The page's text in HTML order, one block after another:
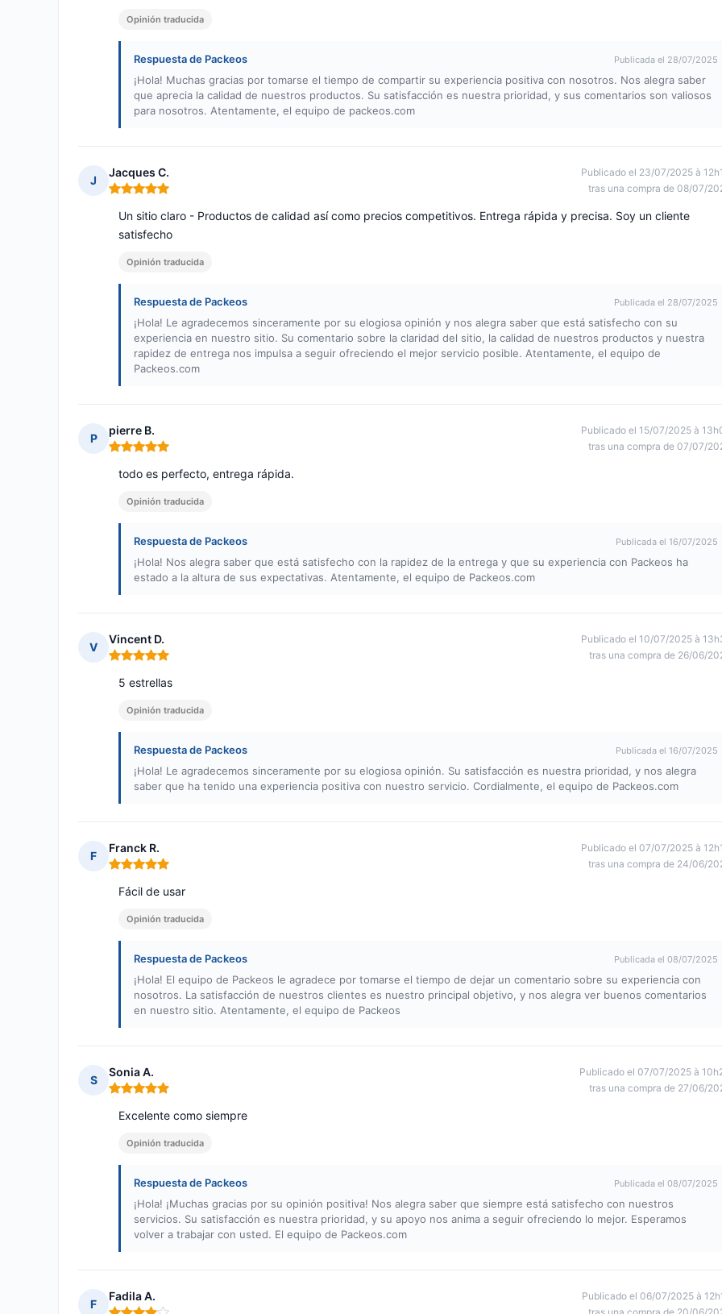
Opinión traducida
Respuesta de Packeos Publicada el 28/07/2025
¡Hola! Muchas gracias por tomarse el tiempo de compartir su experiencia positiva con nosotros. Nos alegra saber
que aprecia la calidad de nuestros productos. Su satisfacción es nuestra prioridad, y sus comentarios son valiosos
para nosotros. Atentamente, el equipo de packeos.com
J
Jacques C.
Nota: 5 de 5
Publicado el 23/07/2025 à
tras una compra de 08/07/
Un sitio claro - Productos de calidad así como precios competitivos. Entrega rápida y precisa. Soy un cliente
satisfecho
Opinión traducida
Respuesta de Packeos Publicada el 28/07/2025
¡Hola! Le agradecemos sinceramente por su elogiosa opinión y nos alegra saber que está satisfecho con su
experiencia en nuestro sitio. Su comentario sobre la claridad del sitio, la calidad de nuestros productos y nuestra
rapidez de entrega nos impulsa a seguir ofreciendo el mejor servicio posible. Atentamente, el equipo de
Packeos.com
P
pierre B.
Nota: 5 de 5
Publicado el 15/07/2025 à
tras una compra de 07/07/
todo es perfecto, entrega rápida.
Opinión traducida
Respuesta de Packeos Publicada el 16/07/2025
¡Hola! Nos alegra saber que está satisfecho con la rapidez de la entrega y que su experiencia con Packeos ha
estado a la altura de sus expectativas. Atentamente, el equipo de Packeos.com
V
Vincent D.
Nota: 5 de 5
Publicado el 10/07/2025 à
tras una compra de 26/06/
5 estrellas
Opinión traducida
Respuesta de Packeos Publicada el 16/07/2025
¡Hola! Le agradecemos sinceramente por su elogiosa opinión. Su satisfacción es nuestra prioridad, y nos alegra
saber que ha tenido una experiencia positiva con nuestro servicio. Cordialmente, el equipo de Packeos.com
F
Franck R.
Nota: 5 de 5
Publicado el 07/07/2025 à
tras una compra de 24/06/
Fácil de usar
Opinión traducida
Respuesta de Packeos Publicada el 08/07/2025
¡Hola! El equipo de Packeos le agradece por tomarse el tiempo de dejar un comentario sobre su experiencia con
nosotros. La satisfacción de nuestros clientes es nuestro principal objetivo, y nos alegra ver buenos comentarios
en nuestro sitio. Atentamente, el equipo de Packeos
S
Sonia A.
Nota: 5 de 5
Publicado el 07/07/2025 à
tras una compra de 27/06/
Excelente como siempre
Opinión traducida
Respuesta de Packeos Publicada el 08/07/2025
¡Hola! ¡Muchas gracias por su opinión positiva! Nos alegra saber que siempre está satisfecho con nuestros
servicios. Su satisfacción es nuestra prioridad, y su apoyo nos anima a seguir ofreciendo lo mejor. Esperamos
volver a trabajar con usted. El equipo de Packeos.com
F
Fadila A.
Publicado el 06/07/2025 à